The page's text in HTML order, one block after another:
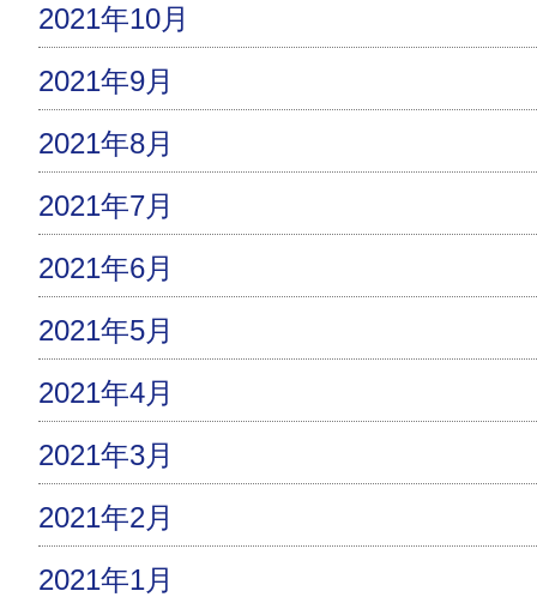
2021年10月
2021年9月
2021年8月
2021年7月
2021年6月
2021年5月
2021年4月
2021年3月
2021年2月
2021年1月